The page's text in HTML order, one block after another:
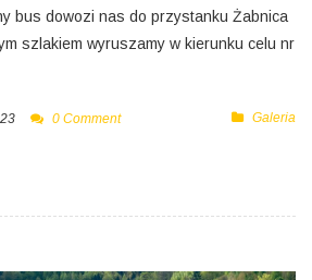
bus dowozi nas do przystanku Żabnica
szlakiem wyruszamy w kierunku celu nr
Galeria
0 Comment